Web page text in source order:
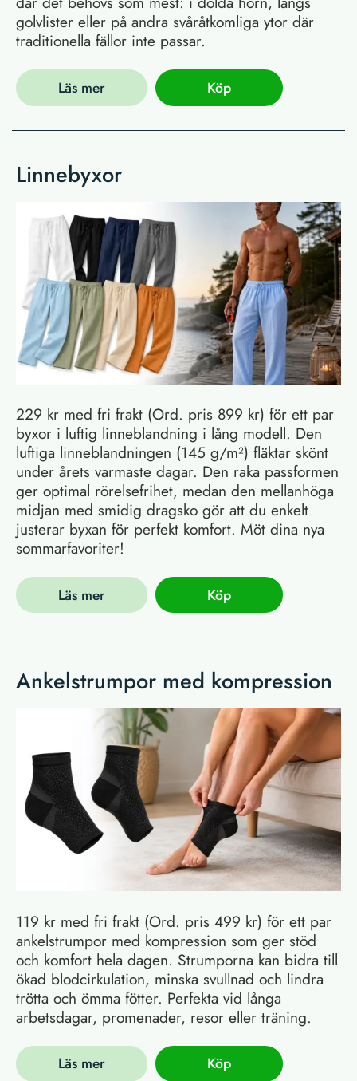
golvlister eller på andra svåråtkomliga ytor där
traditionella fällor inte passar.
Läs mer Köp
Linnebyxor
229 kr med fri frakt (Ord. pris 899 kr) för ett par
byxor i luftig linneblandning i lång modell. Den
luftiga linneblandningen (145 g/m²) fläktar skönt
under årets varmaste dagar. Den raka passformen
ger optimal rörelsefrihet, medan den mellanhöga
midjan med smidig dragsko gör att du enkelt
justerar byxan för perfekt komfort. Möt dina nya
sommarfavoriter!
Läs mer Köp
Ankelstrumpor med kompression
119 kr med fri frakt (Ord. pris 499 kr) för ett par
ankelstrumpor med kompression som ger stöd
och komfort hela dagen. Strumporna kan bidra till
ökad blodcirkulation, minska svullnad och lindra
trötta och ömma fötter. Perfekta vid långa
arbetsdagar, promenader, resor eller träning.
Läs mer Köp